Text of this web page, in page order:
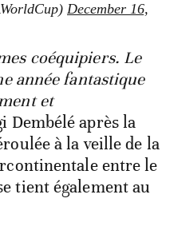
December 16,
coéquipiers. Le
année fantastique
et
Dembélé après la
à la veille de la
entre le
tient également au